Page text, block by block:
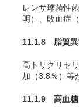
レンサ球菌性
明）、敗血症
11.1.8 脂質異
高トリグリセ
加（3.8％）等
11.1.9 高血糖